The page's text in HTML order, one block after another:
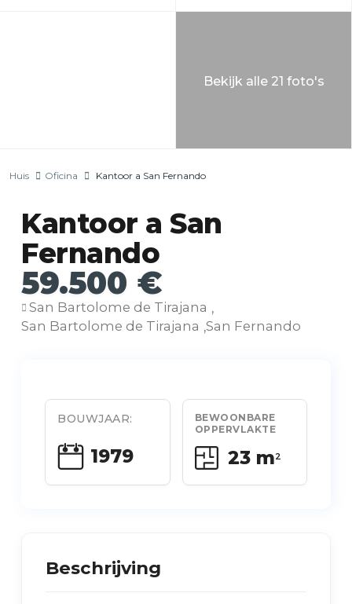
Bekijk alle 21 foto's
Huis Oficina Kantoor a San Fernando
Kantoor a San
Fernando
59.500 €
San Bartolome de Tirajana ,
San Bartolome de Tirajana ,San Fernando
BOUWJAAR:
1979
BEWOONBARE
OPPERVLAKTE
23 m2
Beschrijving